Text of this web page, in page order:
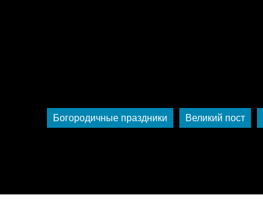
Богородичные праздники Великий пост